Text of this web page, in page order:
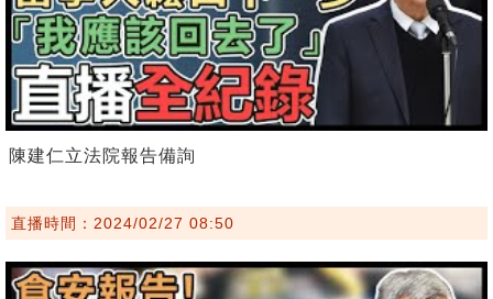
陳建仁立法院報告備詢
直播時間：2024/02/27 08:50